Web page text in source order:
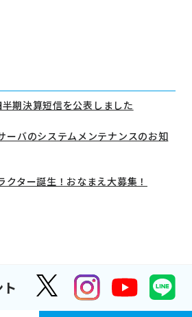
期決算短信を公表しました
ーバのシステムメンテナンスのお知
クター誕生！おなまえ大募集！